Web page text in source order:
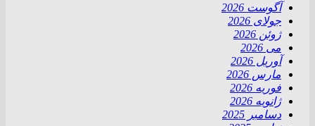
آگوست 2026
جولای 2026
ژوئن 2026
می 2026
آوریل 2026
مارس 2026
فوریه 2026
ژانویه 2026
دسامبر 2025